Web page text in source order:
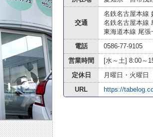
交通
名鉄名古屋本線
名鉄名古屋本線
東海道本線 尾張
電話
0586-77-9105
営業時間
[水～土] 8:00～
定休日
月曜日・火曜日
URL
https://